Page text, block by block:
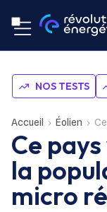
NOS TESTS
Accueil Éolien Ce
Ce
la
micro